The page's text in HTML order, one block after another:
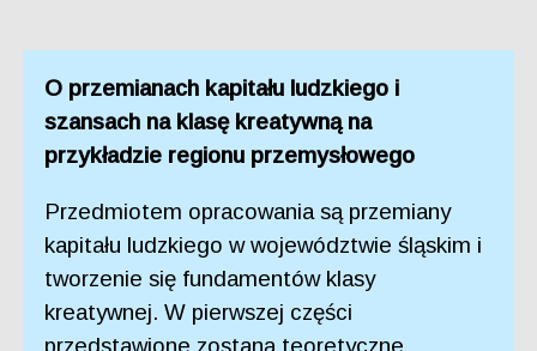
O przemianach kapitału ludzkiego i
szansach na klasę kreatywną na
przykładzie regionu przemysłowego
Przedmiotem opracowania są przemiany
kapitału ludzkiego w województwie śląskim i
tworzenie się fundamentów klasy
kreatywnej. W pierwszej części
przedstawione zostaną teoretyczne